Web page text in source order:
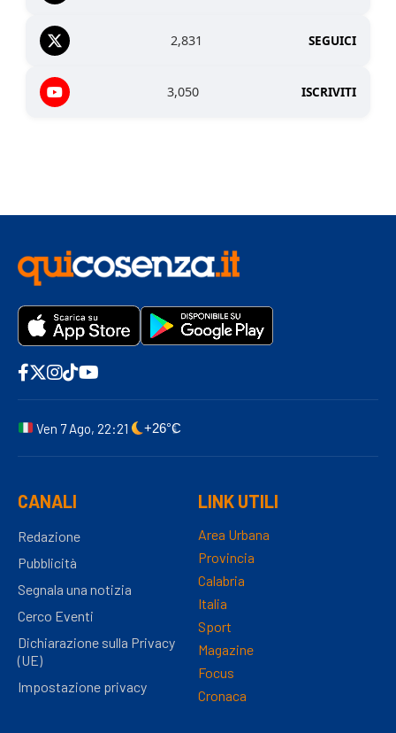
2,831 SEGUICI
3,050 ISCRIVITI
Ven 7 Ago, 22:21 +26°C
CANALI
Redazione
Pubblicità
Segnala una notizia
Cerco Eventi
Dichiarazione sulla Privacy
(UE)
Impostazione privacy
LINK UTILI
Area Urbana
Provincia
Calabria
Italia
Sport
Magazine
Focus
Cronaca